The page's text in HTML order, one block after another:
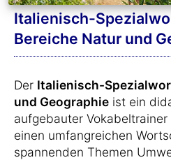
Italienisch-
Bereiche Natur und
Der Italienisch-
und Geographie ist ein
aufgebauter
einen umfangreichen
spannenden Themen